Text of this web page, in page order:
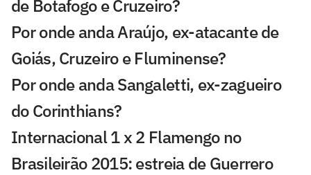
de Botafogo e Cruzeiro?
Por onde anda Araújo, ex-atacante de
Goiás, Cruzeiro e Fluminense?
Por onde anda Sangaletti, ex-zagueiro
do Corinthians?
Internacional 1 x 2 Flamengo no
Brasileirão 2015: estreia de Guerrero